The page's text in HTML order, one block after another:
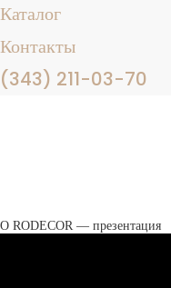
Каталог
Контакты
(343) 211-03-70
О RODECOR — презентация